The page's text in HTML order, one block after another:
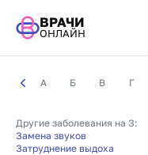
ВРАЧИ
ОНЛАЙН
А Б В Г
Другие заболевания на З:
Замена звуков
Затруднение выдоха